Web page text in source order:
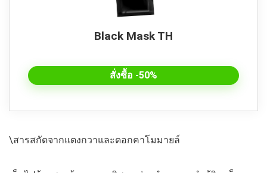
Black Mask TH
สั่งซื้อ -50%
\สารสกัดจากแตงกวาและดอกคาโมมายล์